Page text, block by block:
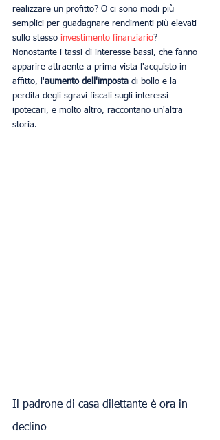
realizzare un profitto? O ci sono modi più
semplici per guadagnare rendimenti più elevati
sullo stesso investimento finanziario?
Nonostante i tassi di interesse bassi, che fanno
apparire attraente a prima vista l'acquisto in
affitto, l'aumento dell'imposta di bollo e la
perdita degli sgravi fiscali sugli interessi
ipotecari, e molto altro, raccontano un'altra
storia.
Il padrone di casa dilettante è ora in
declino